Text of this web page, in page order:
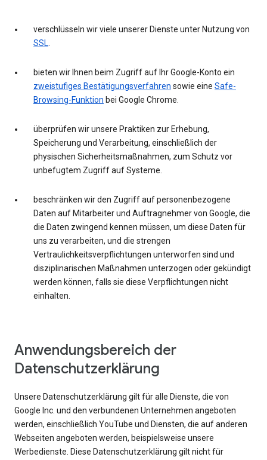
verschlüsseln wir viele unserer Dienste unter Nutzung von
SSL.
bieten wir Ihnen beim Zugriff auf Ihr Google-Konto ein
zweistufiges Bestätigungsverfahren sowie eine Safe-
Browsing-Funktion bei Google Chrome.
überprüfen wir unsere Praktiken zur Erhebung,
Speicherung und Verarbeitung, einschließlich der
physischen Sicherheitsmaßnahmen, zum Schutz vor
unbefugtem Zugriff auf Systeme.
beschränken wir den Zugriff auf personenbezogene
Daten auf Mitarbeiter und Auftragnehmer von Google, die
die Daten zwingend kennen müssen, um diese Daten für
uns zu verarbeiten, und die strengen
Vertraulichkeitsverpflichtungen unterworfen sind und
disziplinarischen Maßnahmen unterzogen oder gekündigt
werden können, falls sie diese Verpflichtungen nicht
einhalten.
Anwendungsbereich der
Datenschutzerklärung
Unsere Datenschutzerklärung gilt für alle Dienste, die von
Google Inc. und den verbundenen Unternehmen angeboten
werden, einschließlich YouTube und Diensten, die auf anderen
Webseiten angeboten werden, beispielsweise unsere
Werbedienste. Diese Datenschutzerklärung gilt nicht für